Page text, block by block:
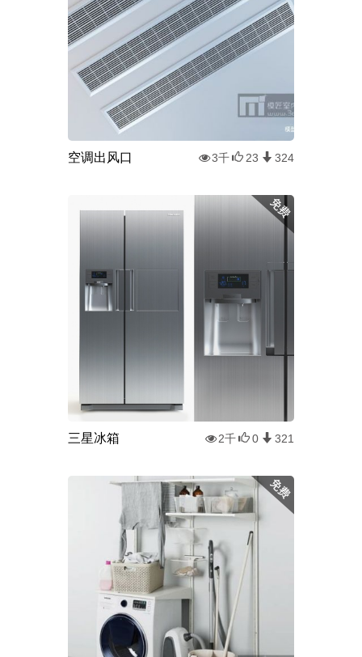
空调出风口 3千 23 324
三星冰箱 2千 0 321